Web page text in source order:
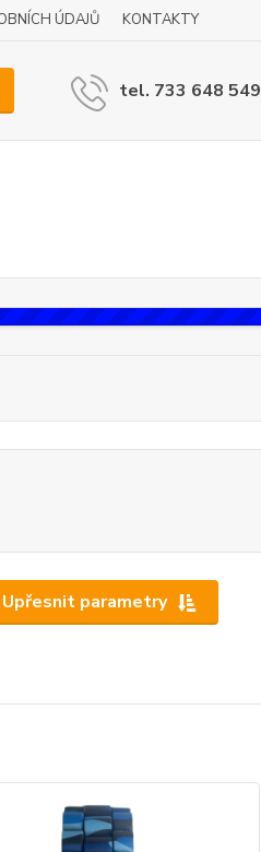
ÚDAJŮ KONTAKTY
tel. 733 648 549
Upřesnit parametry